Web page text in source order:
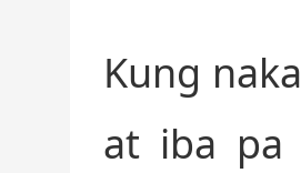
Kung
at iba pa